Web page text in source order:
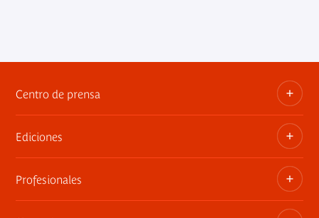
Centro de prensa
Dosieres, comunicados de prensa, anuncios de
exposiciones
Ediciones
Las publicaciones del museo
Profesionales